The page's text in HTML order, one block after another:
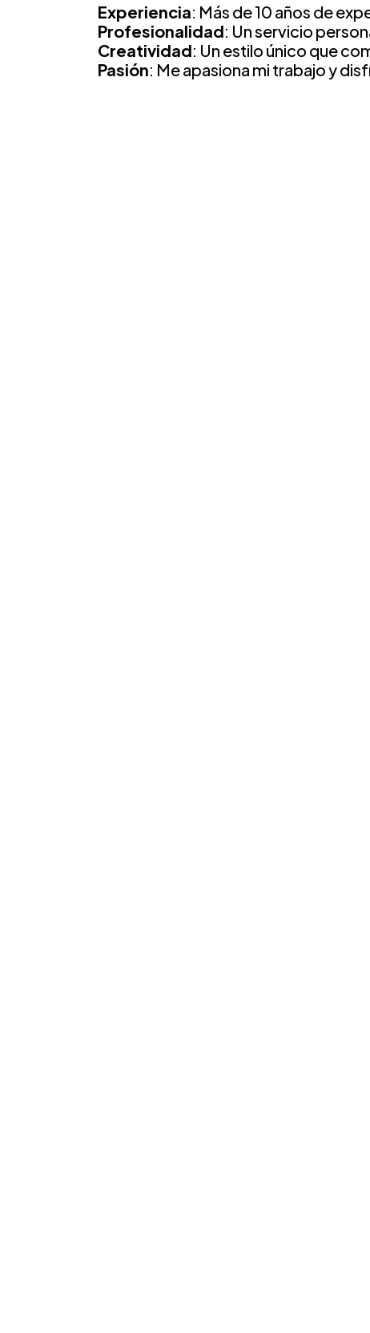
Experiencia: Más de 10 años de
Profesionalidad: Un servicio
Creatividad: Un estilo único que
Pasión: Me apasiona mi trabajo y